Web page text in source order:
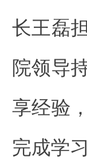
长王磊
院领导
享经验
完成学